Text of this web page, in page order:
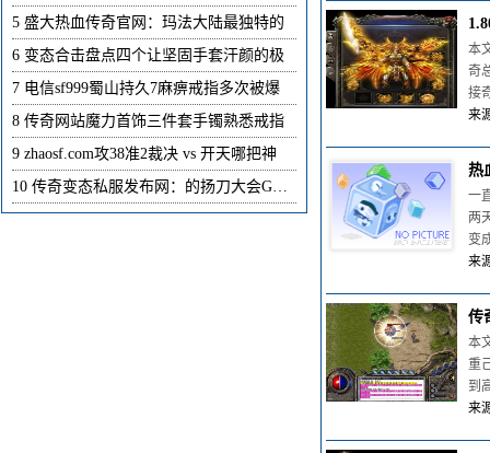
本
奇
接
来
热
一
两
变
来
传
本
重
到
来
5 盛大热血传奇官网：玛法大陆最独特的
6 变态合击盘点四个让坚固手套汗颜的极
7 电信sf999蜀山持久7麻痹戒指多次被爆
8 传奇网站魔力首饰三件套手镯熟悉戒指
9 zhaosf.com攻38准2裁决 vs 开天哪把神
10 传奇变态私服发布网：的扬刀大会GM送